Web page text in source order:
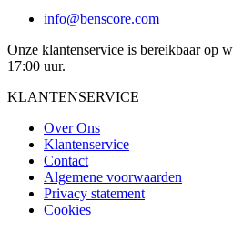
info@benscore.com
Onze klantenservice is bereikbaar op
17:00 uur.
KLANTENSERVICE
Over Ons
Klantenservice
Contact
Algemene voorwaarden
Privacy statement
Cookies